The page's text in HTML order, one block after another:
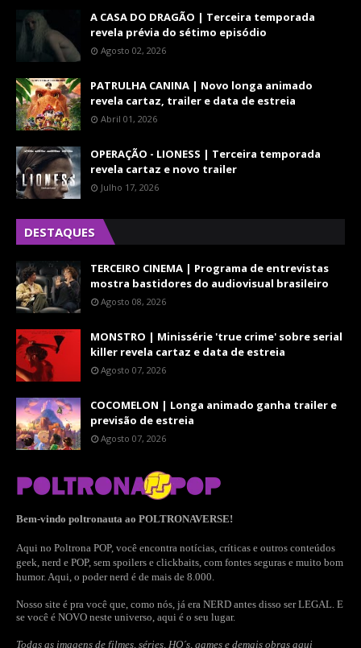
A CASA DO DRAGÃO | Terceira temporada
revela prévia do sétimo episódio
Agosto 02, 2026
PATRULHA CANINA | Novo longa animado
revela cartaz, trailer e data de estreia
Abril 01, 2026
OPERAÇÃO - LIONESS | Terceira temporada
revela cartaz e novo trailer
Julho 17, 2026
DESTAQUES
TERCEIRO CINEMA | Programa de entrevistas
mostra bastidores do audiovisual brasileiro
Agosto 08, 2026
MONSTRO | Minissérie 'true crime' sobre serial
killer revela cartaz e data de estreia
Agosto 07, 2026
COCOMELON | Longa animado ganha trailer e
previsão de estreia
Agosto 07, 2026
Bem-vindo poltronauta ao POLTRONAVERSE!
Aqui no Poltrona POP, você encontra notícias, críticas e outros conteúdos
geek, nerd e POP, sem spoilers e clickbaits, com fontes seguras e muito bom
humor. Aqui, o poder nerd é de mais de 8.000.
Nosso site é pra você que, como nós, já era NERD antes disso ser LEGAL. E
se você é NOVO neste universo, aqui é o seu lugar.
Todas as imagens de filmes, séries, HQ´s, games e demais obras aqui